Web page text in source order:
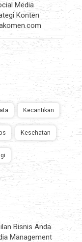
Media
Konten
Kecantikan
Kesehatan
Bisnis Anda
Management